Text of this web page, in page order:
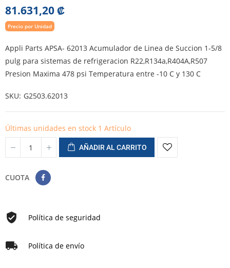
81.631,20 ₡
Precio por Unidad
Appli Parts APSA- 62013 Acumulador de Linea de Succion 1-5/8
pulg para sistemas de refrigeracion R22,R134a,R404A,R507
Presion Maxima 478 psi Temperatura entre -10 C y 130 C
SKU G2503.62013
Últimas unidades en stock 1 Artículo
AÑADIR AL CARRITO
CUOTA
Política de seguridad
Política de envío